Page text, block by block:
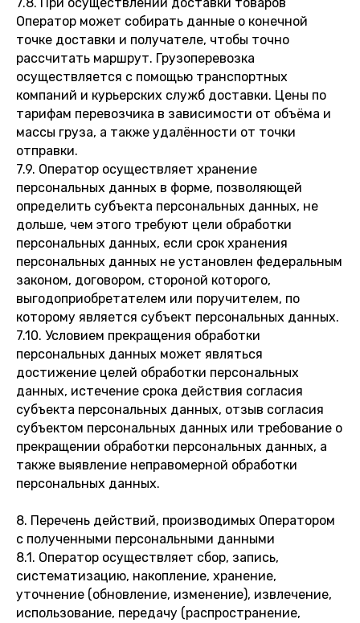
Оператор может собирать данные о конечной
точке доставки и получателе, чтобы точно
рассчитать маршрут. Грузоперевозка
осуществляется с помощью транспортных
компаний и курьерских служб доставки. Цены по
тарифам перевозчика в зависимости от объёма и
массы груза, а также удалённости от точки
отправки.
7.9. Оператор осуществляет хранение
персональных данных в форме, позволяющей
определить субъекта персональных данных, не
дольше, чем этого требуют цели обработки
персональных данных, если срок хранения
персональных данных не установлен федеральным
законом, договором, стороной которого,
выгодоприобретателем или поручителем, по
которому является субъект персональных данных.
7.10. Условием прекращения обработки
персональных данных может являться
достижение целей обработки персональных
данных, истечение срока действия согласия
субъекта персональных данных, отзыв согласия
субъектом персональных данных или требование о
прекращении обработки персональных данных, а
также выявление неправомерной обработки
персональных данных.
8. Перечень действий, производимых Оператором
с полученными персональными данными
8.1. Оператор осуществляет сбор, запись,
систематизацию, накопление, хранение,
уточнение (обновление, изменение), извлечение,
использование, передачу (распространение,